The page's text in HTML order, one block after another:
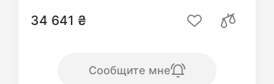
34 641 ₴
Сообщите мне